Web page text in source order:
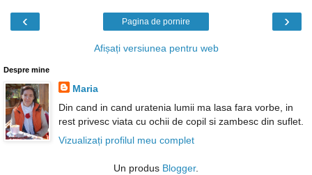
‹ ›
Pagina de pornire
Afișați versiunea pentru web
Despre mine
Maria
Din cand in cand uratenia lumii ma lasa fara vorbe, in
rest privesc viata cu ochii de copil si zambesc din suflet.
Vizualizați profilul meu complet
Un produs Blogger.